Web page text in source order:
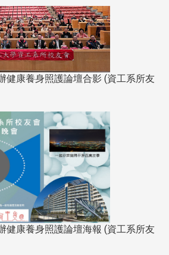
康養身照護論壇合影 (資工系所友
康養身照護論壇海報 (資工系所友